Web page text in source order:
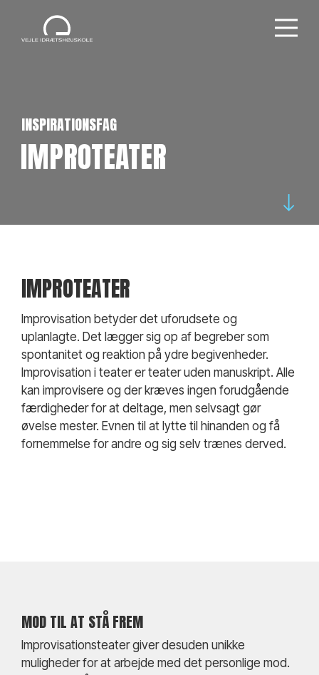
INSPIRATIONSFAG
IMPROTEATER
IMPROTEATER
Improvisation betyder det uforudsete og
uplanlagte. Det lægger sig op af begreber som
spontanitet og reaktion på ydre begivenheder.
Improvisation i teater er teater uden manuskript. Alle
kan improvisere og der kræves ingen forudgående
færdigheder for at deltage, men selvsagt gør
øvelse mester. Evnen til at lytte til hinanden og få
fornemmelse for andre og sig selv trænes derved.
MOD TIL AT STÅ FREM
Improvisationsteater giver desuden unikke
muligheder for at arbejde med det personlige mod.